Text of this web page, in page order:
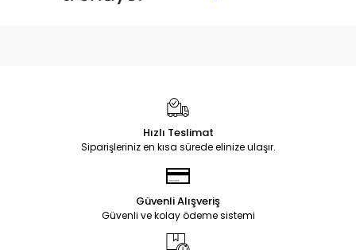
Hızlı Teslimat
Siparişleriniz en kısa sürede elinize ulaşır.
Güvenli Alışveriş
Güvenli ve kolay ödeme sistemi